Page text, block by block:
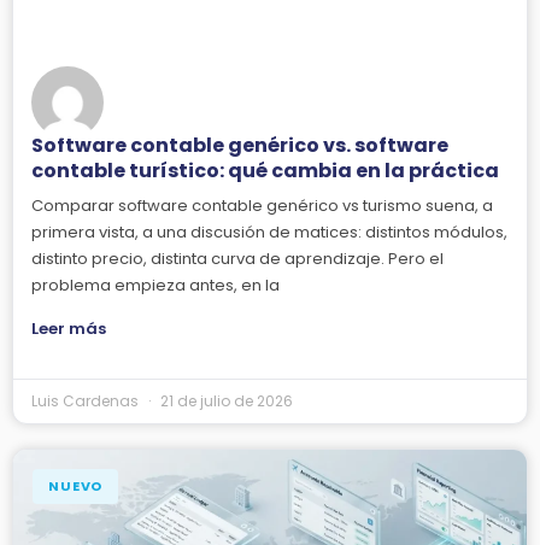
Software contable genérico vs. software
contable turístico: qué cambia en la práctica
Comparar software contable genérico vs turismo suena, a
primera vista, a una discusión de matices: distintos módulos,
distinto precio, distinta curva de aprendizaje. Pero el
problema empieza antes, en la
Leer más
Luis Cardenas 21 de julio de 2026
NUEVO